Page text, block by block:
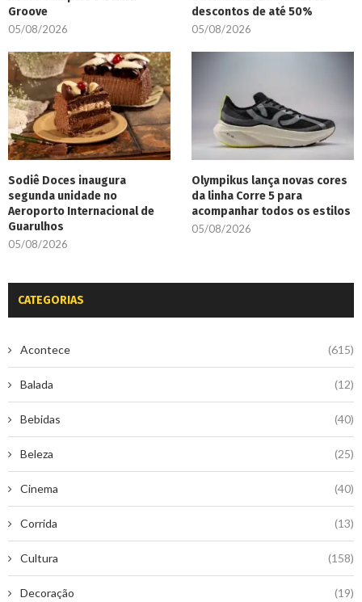
Groove
05/08/2026
descontos de até 50%
05/08/2026
Sodiê Doces inaugura
segunda unidade no
Aeroporto Internacional de
Guarulhos
05/08/2026
Olympikus lança novas cores
da linha Corre 5 para
acompanhar todos os estilos
05/08/2026
CATEGORIAS
Acontece (615)
Balada (12)
Bebidas (40)
Beleza (25)
Cinema (40)
Corrida (13)
Cultura (158)
Decoração (19)